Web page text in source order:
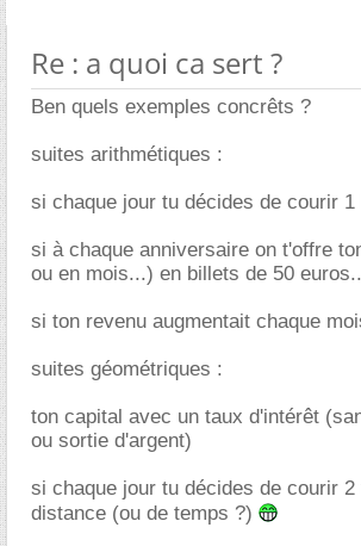
Re : a quoi ca sert ?
Ben quels exemples concrêts ?
suites arithmétiques :
si chaque jour tu décides de courir 1
si à chaque anniversaire on t'offre
ou en mois...) en billets de 50
si ton revenu augmentait chaque
suites géométriques :
ton capital avec un taux d'intérêt
ou sortie d'argent)
si chaque jour tu décides de courir
distance (ou de temps ?)